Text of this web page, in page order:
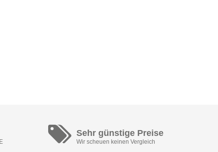
Sehr günstige Preise
Wir scheuen keinen Vergleich